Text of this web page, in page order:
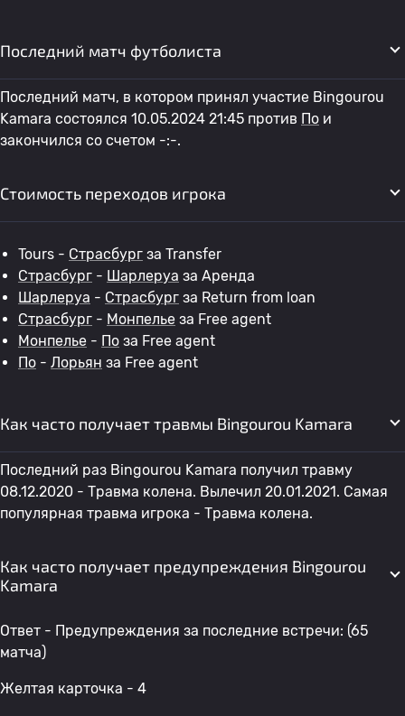
Последний матч футболиста
Последний матч, в котором принял участие Bingourou
Kamara состоялся 10.05.2024 21:45 против По и
закончился со счетом -:-.
Стоимость переходов игрока
Tours - Страсбург за Transfer
Страсбург - Шарлеруа за Аренда
Шарлеруа - Страсбург за Return from loan
Страсбург - Монпелье за Free agent
Монпелье - По за Free agent
По - Лорьян за Free agent
Как часто получает травмы Bingourou Kamara
Последний раз Bingourou Kamara получил травму
08.12.2020 - Травма колена. Вылечил 20.01.2021. Самая
популярная травма игрока - Травма колена.
Как часто получает предупреждения Bingourou
Kamara
Ответ - Предупреждения за последние встречи: (65
матча)
Желтая карточка - 4